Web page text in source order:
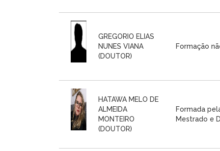
GREGORIO ELIAS
NUNES VIANA
(DOUTOR)
Formação
HATAWA MELO DE
ALMEIDA
MONTEIRO
(DOUTOR)
Formada
Mestrado e